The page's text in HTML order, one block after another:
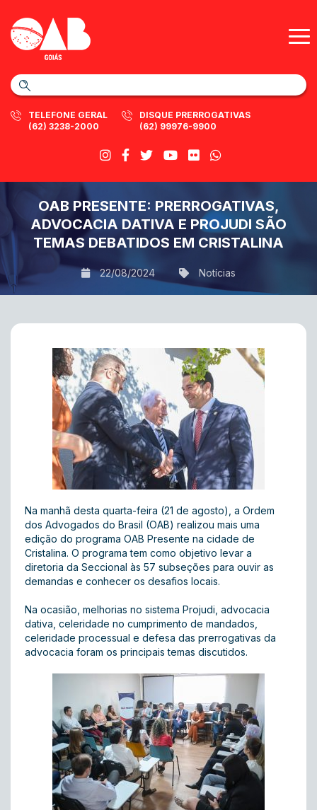
TELEFONE GERAL
(62) 3238-2000
DISQUE PRERROGATIVAS
(62) 99976-9900
OAB PRESENTE: PRERROGATIVAS,
ADVOCACIA DATIVA E PROJUDI SÃO
TEMAS DEBATIDOS EM CRISTALINA
22/08/2024 Notícias
Na manhã desta quarta-feira (21 de agosto), a Ordem
dos Advogados do Brasil (OAB) realizou mais uma
edição do programa OAB Presente na cidade de
Cristalina. O programa tem como objetivo levar a
diretoria da Seccional às 57 subseções para ouvir as
demandas e conhecer os desafios locais.
Na ocasião, melhorias no sistema Projudi, advocacia
dativa, celeridade no cumprimento de mandados,
celeridade processual e defesa das prerrogativas da
advocacia foram os principais temas discutidos.